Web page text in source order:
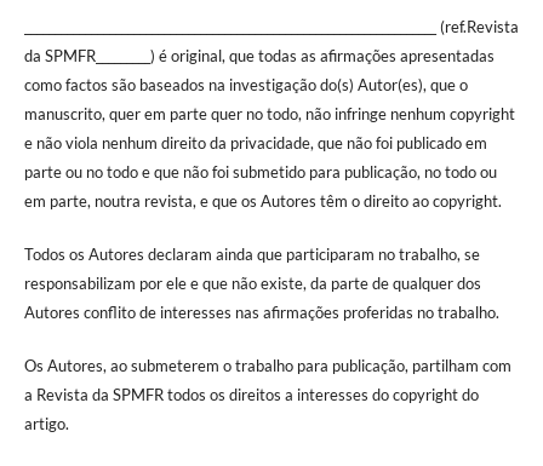
____________________________________________________________________ (ref.Revista
da SPMFR_________) é original, que todas as afirmações apresentadas
como factos são baseados na investigação do(s) Autor(es), que o
manuscrito, quer em parte quer no todo, não infringe nenhum copyright
e não viola nenhum direito da privacidade, que não foi publicado em
parte ou no todo e que não foi submetido para publicação, no todo ou
em parte, noutra revista, e que os Autores têm o direito ao copyright.
Todos os Autores declaram ainda que participaram no trabalho, se
responsabilizam por ele e que não existe, da parte de qualquer dos
Autores conflito de interesses nas afirmações proferidas no trabalho.
Os Autores, ao submeterem o trabalho para publicação, partilham com
a Revista da SPMFR todos os direitos a interesses do copyright do
artigo.